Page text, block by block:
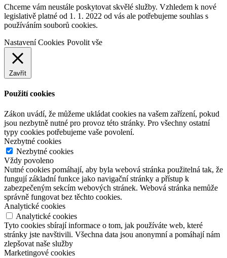
Chceme vám neustále poskytovat skvělé služby. Vzhledem k nové
legislativě platné od 1. 1. 2022 od vás ale potřebujeme souhlas s
používáním souborů cookies.
Nastavení Cookies Povolit vše
Zavřít
Použití cookies
Zákon uvádí, že můžeme ukládat cookies na vašem zařízení, pokud
jsou nezbytně nutné pro provoz této stránky. Pro všechny ostatní
typy cookies potřebujeme vaše povolení.
Nezbytné cookies
Nezbytné cookies
Vždy povoleno
Nutné cookies pomáhají, aby byla webová stránka použitelná tak, že
fungují základní funkce jako navigační stránky a přístup k
zabezpečeným sekcím webových stránek. Webová stránka nemůže
správně fungovat bez těchto cookies.
Analytické cookies
Analytické cookies
Tyto cookies sbírají informace o tom, jak používáte web, které
stránky jste navštivili. Všechna data jsou anonymní a pomáhají nám
zlepšovat naše služby
Marketingové cookies